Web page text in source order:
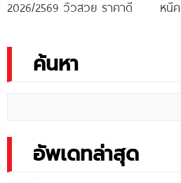
2026/2569 วิวสวย ราคาดี
หนี
ค้นหา
อัพเดทล่าสุด